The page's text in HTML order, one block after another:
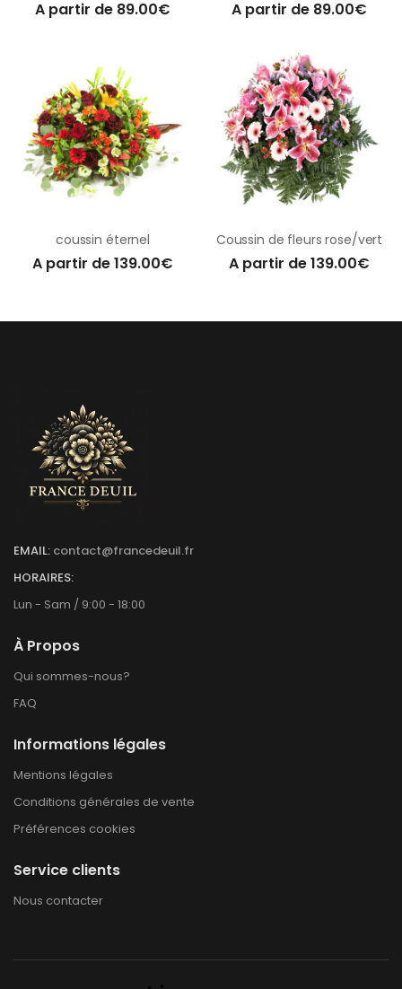
A partir de 89.00€ A partir de 89.00€
coussin éternel
A partir de 139.00€
Coussin de fleurs rose/vert
A partir de 139.00€
EMAIL: contact@francedeuil.fr
HORAIRES:
Lun - Sam / 9:00 - 18:00
À Propos
Qui sommes-nous?
FAQ
Informations légales
Mentions légales
Conditions générales de vente
Préférences cookies
Service clients
Nous contacter